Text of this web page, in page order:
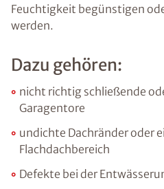
Feuchtigkeit begünstigen
werden.
Dazu gehören:
nicht richtig schließende
Garagentore
undichte Dachränder oder
Flachdachbereich
Defekte bei der